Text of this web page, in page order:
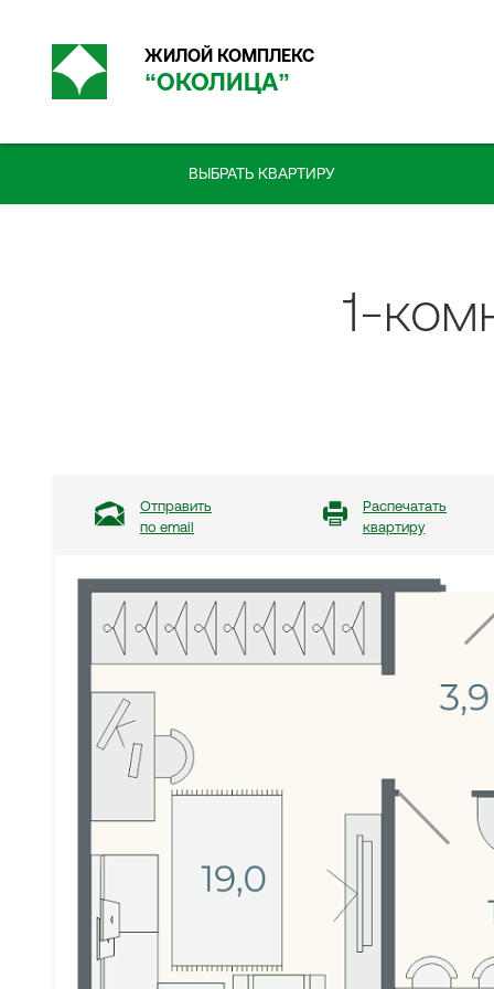
ЖИЛОЙ КОМПЛЕКС
“ОКОЛИЦА”
ВЫБРАТЬ КВАРТИРУ
1-
Отправить
по email
Распечатать
квартиру